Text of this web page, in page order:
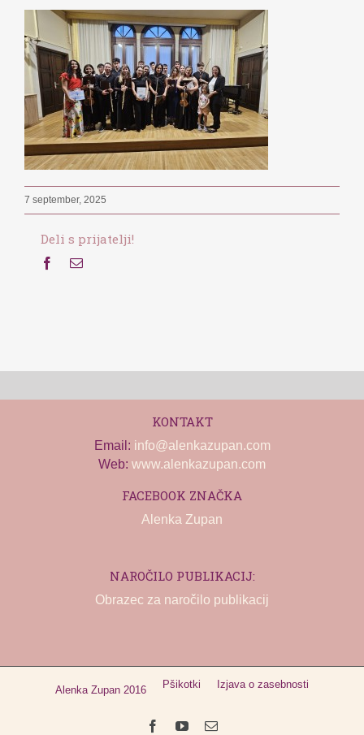
7 september, 2025
Deli s prijatelji!
KONTAKT
Email: info@alenkazupan.com
Web: www.alenkazupan.com
FACEBOOK ZNAČKA
Alenka Zupan
NAROČILO PUBLIKACIJ:
Obrazec za naročilo publikacij
Alenka Zupan 2016 Pšikotki Izjava o zasebnosti